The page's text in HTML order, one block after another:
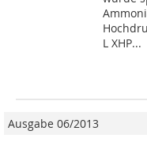
L XHP...
Ausgabe 06/2013